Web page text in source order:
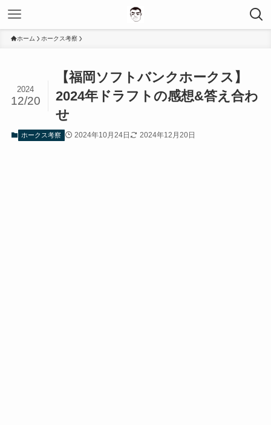
ホーム ホークス考察
【福岡ソフトバンクホークス】
2024年ドラフトの感想&答え合わ
せ
2024
12/20
ホークス考察 2024年10月24日 2024年12月20日